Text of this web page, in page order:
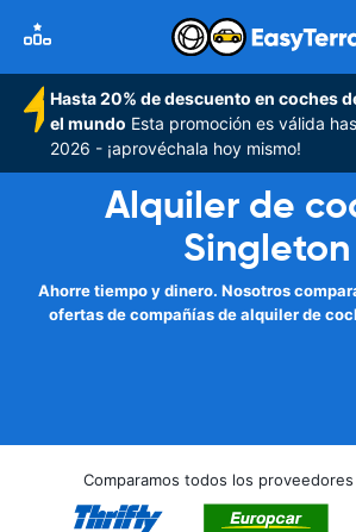
Hasta 20% de descuento en coches
el mundo Esta promoción es válida
2026 - ¡aprovéchala hoy mismo!
Alquiler de
Singleton
Ahorre tiempo y dinero. Nosotros
ofertas de compañías de alquiler de
Comparamos todos los